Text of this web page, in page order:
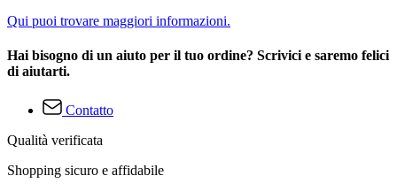
Qui puoi trovare maggiori informazioni.
Hai bisogno di un aiuto per il tuo ordine? Scrivici e saremo felici
di aiutarti.
Contatto
Qualità verificata
Shopping sicuro e affidabile